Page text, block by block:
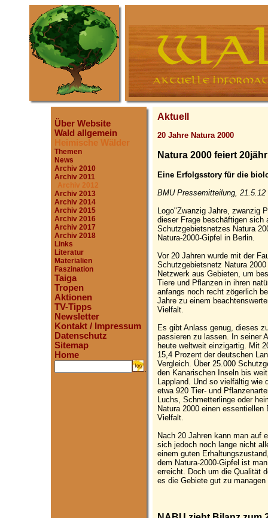
Über Website
Wald allgemein
Heimische Wälder
Themen
News
Archiv 2010
Archiv 2011
Archiv 2012
Archiv 2013
Archiv 2014
Archiv 2015
Archiv 2016
Archiv 2017
Archiv 2018
Links
Literatur
Materialien
Faszination
Taiga
Tropen
Aktionen
TV-Tipps
Newsletter
Kontakt / Impressum
Datenschutz
Sitemap
Home
.
Aktuell
20 Jahre Natura 2000
Natura 2000 feiert
Eine Erfolgsstory für die
BMU Pressemitteilung, 21.5.12
Logo"Zwanzig Jahre, zwanzig
dieser Frage beschäftigen
Schutzgebietsnetzes Natura
Natura-2000-Gipfel in Berlin.
Vor 20 Jahren wurde mit der
Schutzgebietsnetz Natura
Netzwerk aus Gebieten, um
Tiere und Pflanzen in ihren
anfangs noch recht zögerlich
Jahre zu einem
Vielfalt.
Es gibt Anlass genug, dieses
passieren zu lassen. In seiner
heute weltweit einzigartig. Mit
15,4 Prozent der deutschen
Vergleich. Über 25.000
den Kanarischen Inseln bis
Lappland. Und so vielfältig wie
etwa 920 Tier- und
Luchs, Schmetterlinge oder
Natura 2000 einen
Vielfalt.
Nach 20 Jahren kann man auf
sich jedoch noch lange nicht
einem guten
dem Natura-2000-Gipfel ist
erreicht. Doch um die Qualität
es die Gebiete gut zu